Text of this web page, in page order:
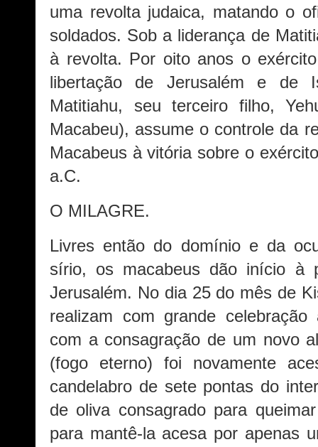
uma revolta judaica, matando o
soldados. Sob a liderança de
à revolta. Por oito anos o
libertação de Jerusalém e de
Matitiahu, seu terceiro filho,
Macabeu), assume o controle da
Macabeus à vitória sobre o
a.C.
O MILAGRE.
Livres então do domínio e da
sírio, os macabeus dão início à
Jerusalém. No dia 25 do mês de
realizam com grande
com a consagração de um novo
(fogo eterno) foi novamente
candelabro de sete pontas do
de oliva consagrado para
para mantê-la acesa por apenas